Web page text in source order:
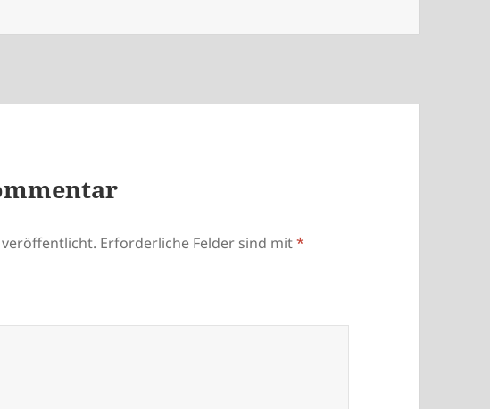
Erforderliche Felder sind mit*